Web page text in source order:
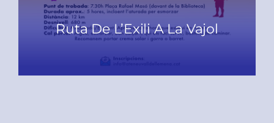
Ruta De L’Exili A La Vajol
READ MORE